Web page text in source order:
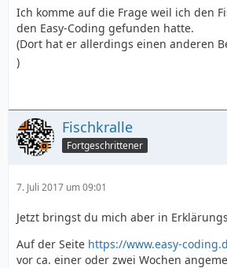
Ich komme auf die Frage weil ich den
den Easy-Coding gefunden hatte.
(Dort hat er allerdings einen anderen
)
Fischkralle
Fortgeschrittener
7. Juli 2017 um 09:01
Jetzt bringst du mich aber in
Auf der Seite https://www.easy-
vor ca. einer oder zwei Wochen